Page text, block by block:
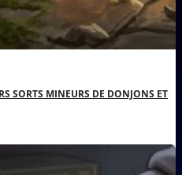
SORTS MINEURS DE DONJONS ET